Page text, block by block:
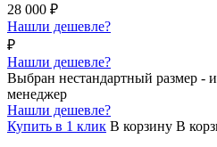
28 000 ₽
Нашли дешевле?
₽
Нашли дешевле?
Выбран нестандартный размер -
менеджер
Нашли дешевле?
Купить в 1 клик В корзину В